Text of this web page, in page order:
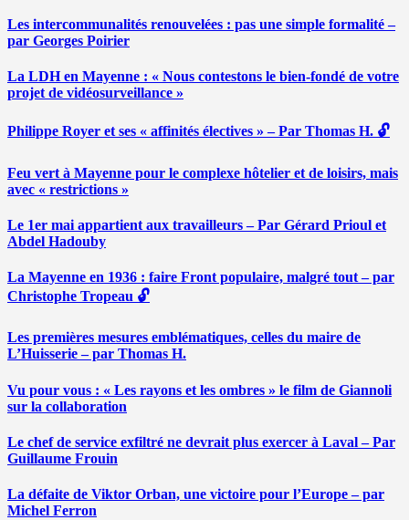
Les intercommunalités renouvelées : pas une simple formalité –
par Georges Poirier
La LDH en Mayenne : « Nous contestons le bien-fondé de votre
projet de vidéosurveillance »
Philippe Royer et ses « affinités électives » – Par Thomas H. 🔓
Feu vert à Mayenne pour le complexe hôtelier et de loisirs, mais
avec « restrictions »
Le 1er mai appartient aux travailleurs – Par Gérard Prioul et
Abdel Hadouby
La Mayenne en 1936 : faire Front populaire, malgré tout – par
Christophe Tropeau 🔓
Les premières mesures emblématiques, celles du maire de
L’Huisserie – par Thomas H.
Vu pour vous : « Les rayons et les ombres » le film de Giannoli
sur la collaboration
Le chef de service exfiltré ne devrait plus exercer à Laval – Par
Guillaume Frouin
La défaite de Viktor Orban, une victoire pour l’Europe – par
Michel Ferron